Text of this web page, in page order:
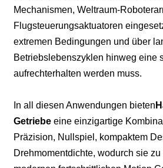
Mechanismen, Weltraum-
Flugsteuerungsaktuatoren
extremen Bedingungen und über
Betriebslebenszyklen hinweg eine
aufrechterhalten werden muss.
In all diesen Anwendungen bieten
Getriebeeine einzigartige
Präzision, Nullspiel, kompaktem
Drehmomentdichte, wodurch sie